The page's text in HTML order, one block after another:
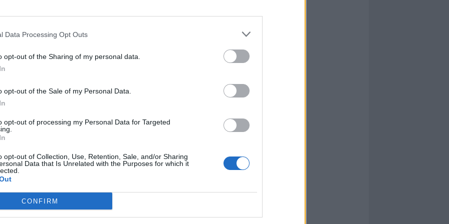
Data Processing Opt Outs
opt-out of the Sharing of my personal data.
opt-out of the Sale of my Personal Data.
opt-out of processing my Personal Data for Targeted
opt-out of Collection, Use, Retention, Sale, and/or Sharing
Data that Is Unrelated with the Purposes for which it
CONFIRM
di inibizione per Andrea Agnelli, 20
per Fabio Paratici, 10 mesi per
club bianconero, ovvero Nedved,
Arrivabene. Chiné ha, inoltre, chiesto
al primo processo sulle
le richieste per le altre società coinvolte
deferiti. La Caf dovrà ora pronunciarsi
di revoca della sentenza di assoluzione: a
sulle richieste della Procura